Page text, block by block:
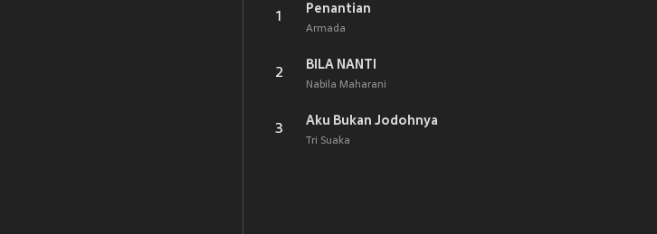
1
Penantian
Armada
2
BILA NANTI
Nabila Maharani
3
Aku Bukan Jodohnya
Tri Suaka